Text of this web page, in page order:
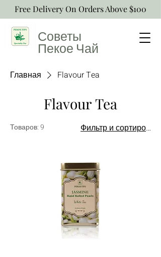
Советы
Пекое Чай
Free Delivery On Orders Above $100
Главная Flavour Tea
Flavour Tea
Товаров: 9 Фильтр и сортировка